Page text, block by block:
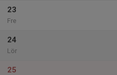
23
Fre
24
Lör
25